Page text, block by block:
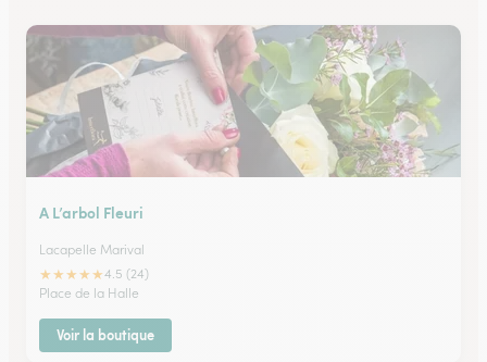
A L’arbol Fleuri
Lacapelle Marival
★★★★★4.5 (24)
Place de la Halle
Voir la boutique